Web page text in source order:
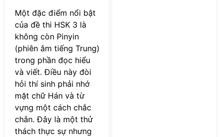
Một đặc điểm nổi bật
của đề thi HSK 3 là
không còn Pinyin
(phiên âm tiếng Trung)
trong phần đọc hiểu
và viết. Điều này đòi
hỏi thí sinh phải nhớ
mặt chữ Hán và từ
vựng một cách chắc
chắn. Đây là một thử
thách thực sự nhưng